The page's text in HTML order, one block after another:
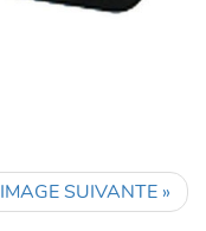
IMAGE SUIVANTE »